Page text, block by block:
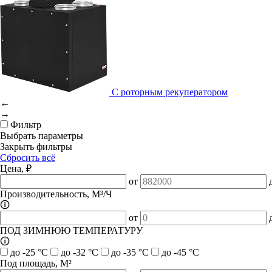
С роторным рекуператором
←
→
Фильтр
Выбрать параметры
Закрыть фильтры
Сбросить всё
Цена, ₽
от
Производительность, М³/Ч
🛈
от
ПОД ЗИМНЮЮ ТЕМПЕРАТУРУ
🛈
до -25 °C
до -32 °C до -35 °C
до -45 °C
Под площадь, М²